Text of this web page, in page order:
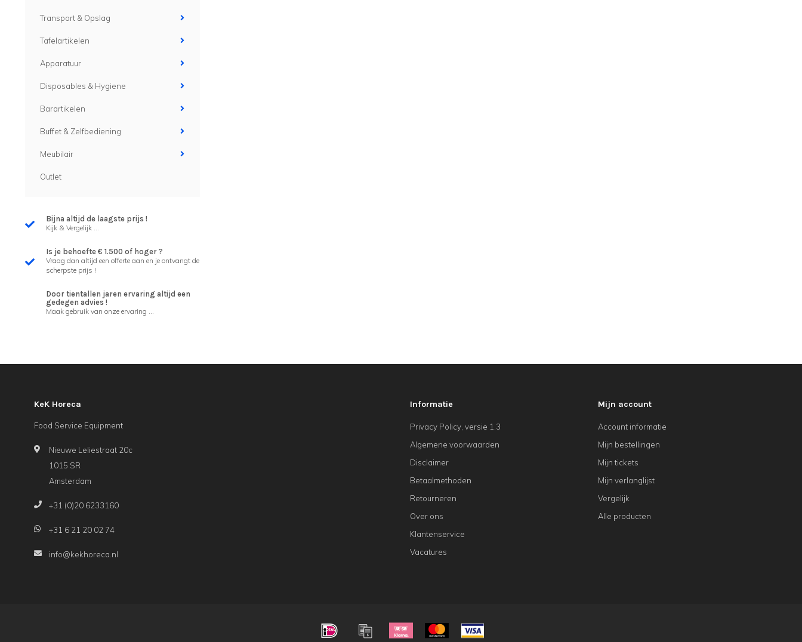
Transport & Opslag
Tafelartikelen
Apparatuur
Disposables & Hygiene
Barartikelen
Buffet & Zelfbediening
Meubilair
Outlet
Bijna altijd de laagste prijs !
Kijk & Vergelijk ...
Is je behoefte € 1.500 of hoger ?
Vraag dan altijd een offerte aan en je ontvangt de
scherpste prijs !
Door tientallen jaren ervaring altijd een
gedegen advies !
Maak gebruik van onze ervaring ...
KeK Horeca
Food Service Equipment
Nieuwe Leliestraat 20c
1015 SR
Amsterdam
+31 (0)20 6233160
+31 6 21 20 02 74
info@kekhoreca.nl
Informatie
Privacy Policy, versie 1.3
Algemene voorwaarden
Disclaimer
Betaalmethoden
Retourneren
Over ons
Klantenservice
Vacatures
Mijn account
Account informatie
Mijn bestellingen
Mijn tickets
Mijn verlanglijst
Vergelijk
Alle producten